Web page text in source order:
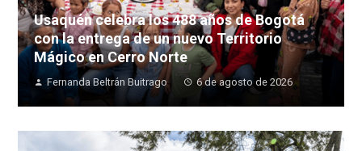
Usaquén celebra los 488 años de Bogotá
con la entrega de un nuevo Territorio
Mágico en Cerro Norte
Fernanda Beltrán Buitrago 6 de agosto de 2026